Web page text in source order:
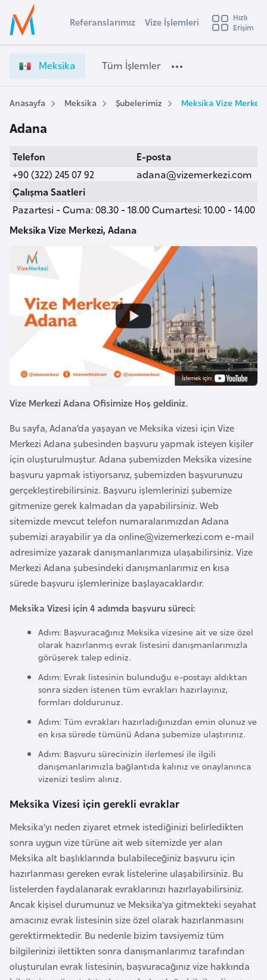
Ülke Seçimi
Başvuru yapmak istediğiniz ülkeyi seçin
Üye
Girişi
e
s
i
k
e
ş
e
e
t
Referanslarımız Vize İşlemleri
Hızlı
Erişim
Meksika Tüm İşlemler
Anasayfa Meksika Şubelerimiz Meksika Vize
Adana
Telefon
+90 (322) 245 07 92
E-posta
adana@vizemerkezi.com
Çalışma Saatleri
Pazartesi - Cuma: 08.30 - 18.00 Cumartesi: 10.00 - 14.00
Meksika Vize Merkezi, Adana
Vize Merkezi Adana Ofisimize Hoş geldiniz.
Bu sayfa, Adana’da yaşayan ve Meksika vizesi için Vize
Merkezi Adana şubesinden başvuru yapmak isteyen kişiler
için oluşturulmuştur. Adana şubemizden Meksika vizesine
başvuru yapmak istiyorsanız, şubemizden başvurunuzu
gerçekleştirebilirsiniz. Başvuru işlemlerinizi şubemize
gitmenize gerek kalmadan da yapabilirsiniz. Web
sitemizde mevcut telefon numaralarımızdan Adana
şubemizi arayabilir ya da online@vizemerkezi.com e-mail
adresimize yazarak danışmanlarımıza ulaşabilirsiniz. Vize
Merkezi Adana şubesindeki danışmanlarımız en kısa
sürede başvuru işlemlerinize başlayacaklardır.
Meksika Vizesi için 4 adımda başvuru süreci:
Adım: Başvuracağınız Meksika vizesine ait ve size özel
olarak hazırlanmış evrak listesini danışmanlarımızla
görüşerek talep ediniz.
Adım: Evrak listesinin bulunduğu e-postayı aldıktan
sonra sizden istenen tüm evrakları hazırlayınız,
formları doldurunuz.
Adım: Tüm evrakları hazırladığınızdan emin olunuz ve
en kısa sürede tümünü Adana şubemize ulaştırınız.
Adım: Başvuru sürecinizin ilerlemesi ile ilgili
danışmanlarımızla bağlantıda kalınız ve onaylanınca
vizenizi teslim alınız.
Meksika Vizesi için gerekli evraklar
Meksika’yı neden ziyaret etmek istediğinizi belirledikten
sonra uygun vize türüne ait web sitemizde yer alan
Meksika alt başlıklarında bulabileceğiniz başvuru için
hazırlanması gereken evrak listelerine ulaşabilirsiniz. Bu
listelerden faydalanarak evraklarınızı hazırlayabilirsiniz.
Ancak kişisel durumunuz ve Meksika’ya gitmekteki seyahat
amacınız evrak listesinin size özel olarak hazırlanmasını
gerektirmektedir. Bu nedenle bizim tavsiyemiz tüm
bilgilerinizi ilettikten sonra danışmanlarımız tarafından
oluşturulan evrak listesinin, başvuracağınız vize hakkında
s
t
r
a
v
u
s
t
u
a
z
b
y
a
n
B
a
h
r
e
y
n
B
l
r
u
s
B
e
ç
i
k